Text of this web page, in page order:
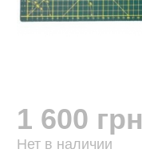
1 600 грн
Нет в наличии